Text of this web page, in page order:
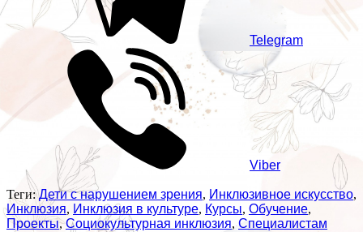
Telegram
Viber
Теги:Дети с нарушением зрения, Инклюзивное искусство,
Инклюзия, Инклюзия в культуре, Курсы, Обучение,
Проекты,Социокультурная инклюзия,Специалистам